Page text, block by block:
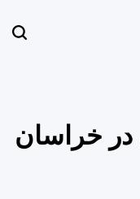
در خراسان